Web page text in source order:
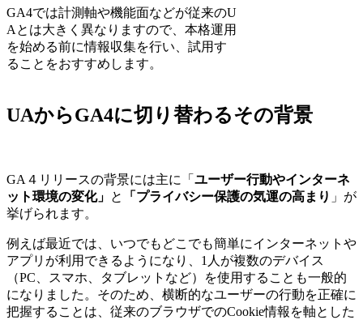
GA4では計測軸や機能面などが従来のU
Aとは大きく異なりますので、本格運用
を始める前に情報収集を行い、試用す
ることをおすすめします。
UAからGA4に切り替わるその背景
GA４リリースの背景には主に「 ユーザー行動やインターネ
ット環境の変化」 と 「プライバシー保護の気運の高まり 」が
挙げられます。
例えば最近では、いつでもどこでも簡単にインターネットや
アプリが利用できるようになり、1人が複数のデバイス
（PC、スマホ、タブレットなど）を使用することも一般的
になりました。そのため、横断的なユーザーの行動を正確に
把握することは、従来のブラウザでのCookie情報を軸とした